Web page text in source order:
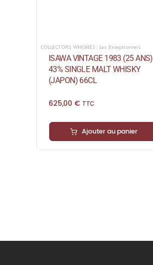
COLLECTORS,WHISKIES : Les Exceptionnels
ISAWA VINTAGE 1983 (25 ANS)
43% SINGLE MALT WHISKY
(JAPON) 66CL
625,00 € TTC
Ajouter au panier